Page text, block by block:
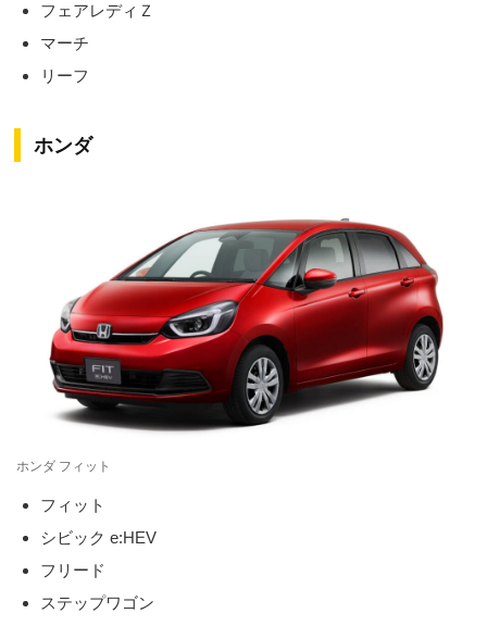
フェアレディＺ
マーチ
リーフ
ホンダ
ホンダ フィット
フィット
シビック e:HEV
フリード
ステップワゴン